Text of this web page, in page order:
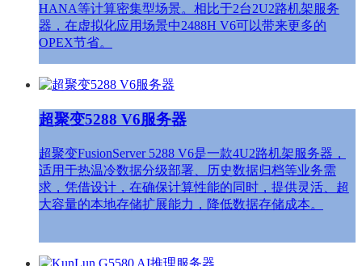
HANA等计算密集型场景。相比于2台2U2路机架服务
器，在虚拟化应用场景中2488H V6可以带来更多的
OPEX节省。
超聚变5288 V6服务器
超聚变FusionServer 5288 V6是一款4U2路机架服务器，
适用于热温冷数据分级部署、历史数据归档等业务需
求，凭借设计，在确保计算性能的同时，提供灵活、超
大容量的本地存储扩展能力，降低数据存储成本。